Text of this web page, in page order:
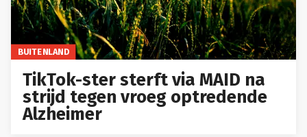
BUITENLAND
TikTok-ster sterft via MAID na
strijd tegen vroeg optredende
Alzheimer